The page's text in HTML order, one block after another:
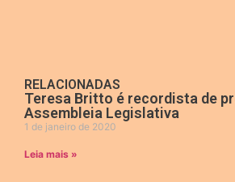
RELACIONADAS
Teresa Britto é recordista de
Assembleia Legislativa
1 de janeiro de 2020
Leia mais »